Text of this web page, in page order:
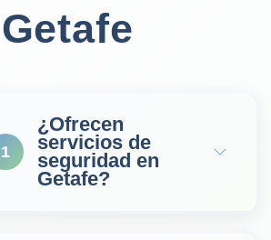
Getafe
1
¿Ofrecen
servicios de
seguridad en
Getafe?